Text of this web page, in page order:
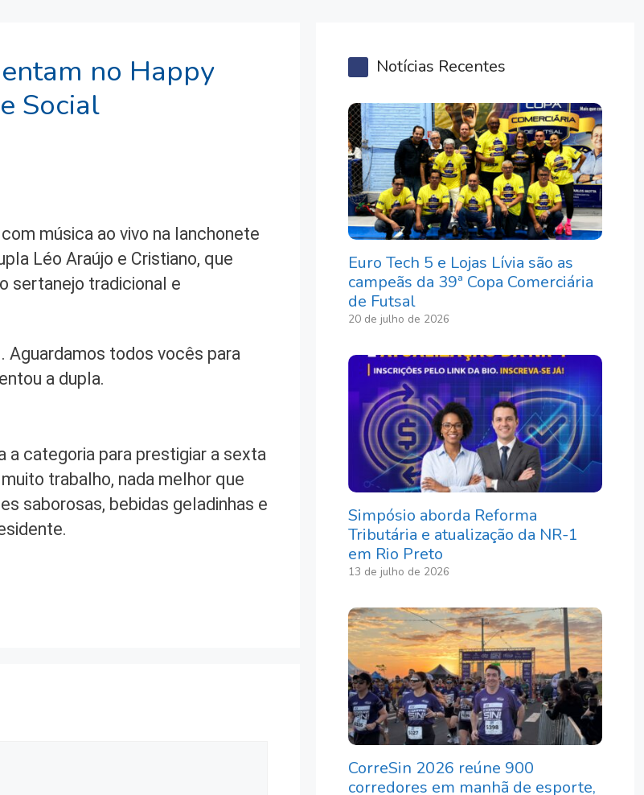
no Happy
Social
música ao vivo na lanchonete
Léo Araújo e Cristiano, que
sertanejo tradicional e
Aguardamos todos vocês para
a dupla.
a categoria para prestigiar a sexta
trabalho, nada melhor que
saborosas, bebidas geladinhas e
Notícias Recentes
Euro Tech 5 e Lojas Lívia são as
campeãs da 39ª Copa Comerciária
de Futsal
20 de julho de 2026
Simpósio aborda Reforma
Tributária e atualização da NR-1
em Rio Preto
13 de julho de 2026
CorreSin 2026 reúne 900
corredores em manhã de esporte,